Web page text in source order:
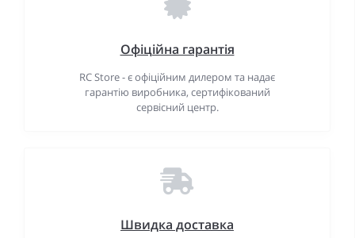
Офіційна гарантія
RC Store - є офіційним дилером та надає
гарантію виробника, сертифікований
сервісний центр.
Швидка доставка